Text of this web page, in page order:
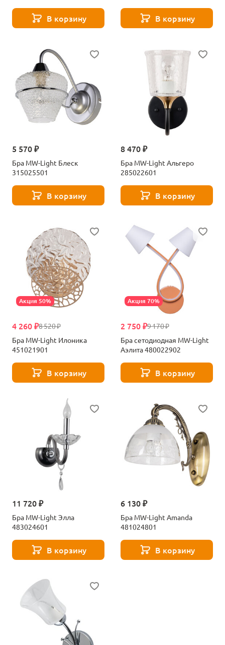
В корзину В корзину
5 570 ₽
Бра MW-Light Блеск
315025501
В корзину
8 470 ₽
Бра MW-Light Альгеро
285022601
В корзину
Акция 50%
8 520 ₽
4 260 ₽
Бра MW-Light Илоника
451021901
В корзину
Акция 70%
9 170 ₽
2 750 ₽
Бра сетодиодная MW-Light
Аэлита 480022902
В корзину
11 720 ₽
Бра MW-Light Элла
483024601
В корзину
6 130 ₽
Бра MW-Light Amanda
481024801
В корзину